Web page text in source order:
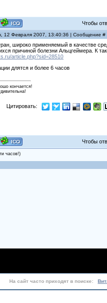
Чтобы
12 Февраля 2007, 13:40:36 | Сообщение #
широко применяемый в качестве
причиной болезни Альцгеймера. К
article.php?sid=28510
длятся и более 6 часов
кончается!
Цитировать:
Чтобы
часов!)
На сайт часто приходят в поиске: